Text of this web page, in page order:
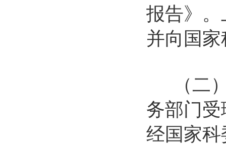
报告》
并向国
（二）
务部门
经国家